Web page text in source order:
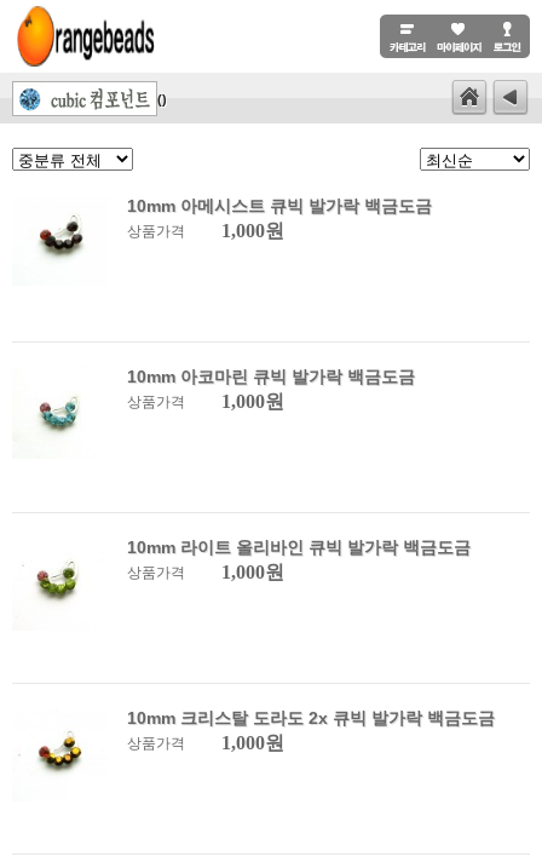
()
10mm 아메시스트 큐빅 발가락 백금도금
상품가격 1,000원
10mm 아코마린 큐빅 발가락 백금도금
상품가격 1,000원
10mm 라이트 올리바인 큐빅 발가락 백금도금
상품가격 1,000원
10mm 크리스탈 도라도 2x 큐빅 발가락 백금도금
상품가격 1,000원